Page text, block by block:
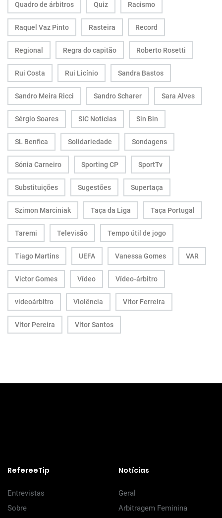
Quadro de árbitros Quiz Racismo
Raquel Vaz Pinto Rasteira Record
Regional Regra do capitão Roberto Rosetti
Rui Costa Rui Licínio Sandra Bastos
Sandro Meira Ricci Sandro Scharer Sara Alves
Sérgio Soares SIC Notícias Sin Bin
SL Benfica Solidariedade Sondagens
Sónia Carneiro Sporting CP SportTv
Substituições Sugestões Supertaça
Szimon Marciniak Taça da Liga Taça Portugal
Taremi Televisão Tempo útil de jogo
Tiago Martins UEFA Vanessa Gomes VAR
Victor Gomes Vídeo Vídeo-árbitro
videoárbitro Violência Vitor Ferreira
Vítor Pereira Vítor Santos
RefereeTip
Entrevistas
Sobre
Notícias
Geral
Arbitragem Feminina